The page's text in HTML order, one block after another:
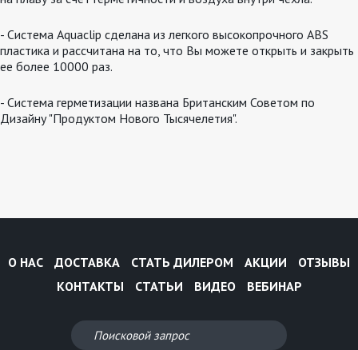
- Система Aquaclip сделана из легкого высокопрочного ABS
пластика и рассчитана на то, что Вы можете открыть и закрыть
ее более 10000 раз.
- Система герметизации названа Британским Советом по
Дизайну "Продуктом Нового Тысячелетия".
О НАС ДОСТАВКА СТАТЬ ДИЛЕРОМ АКЦИИ
ОТЗЫВЫ
КОНТАКТЫ
СТАТЬИ ВИДЕО ВЕБИНАР